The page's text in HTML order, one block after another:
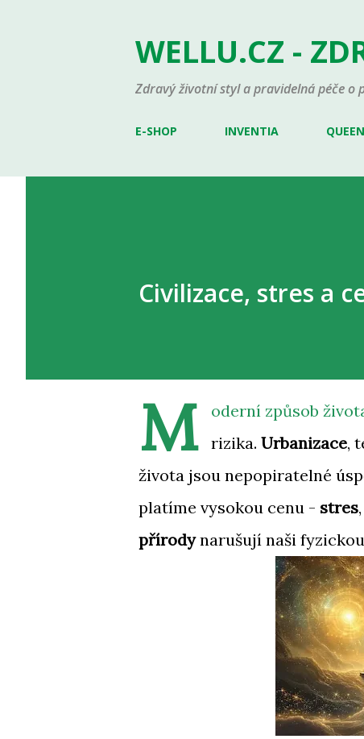
WELLU.CZ -
Zdravý životní styl a pravidelná péče
E-SHOP INVENTIA
Civilizace, stres a
M
oderní způsob
rizika. Urbanizace,
života jsou nepopiratelné
platíme vysokou cenu - stres,
přírodynarušují naši